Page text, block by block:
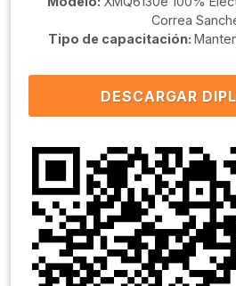
Correa
Tipo de capacitación:
DESCARGAR